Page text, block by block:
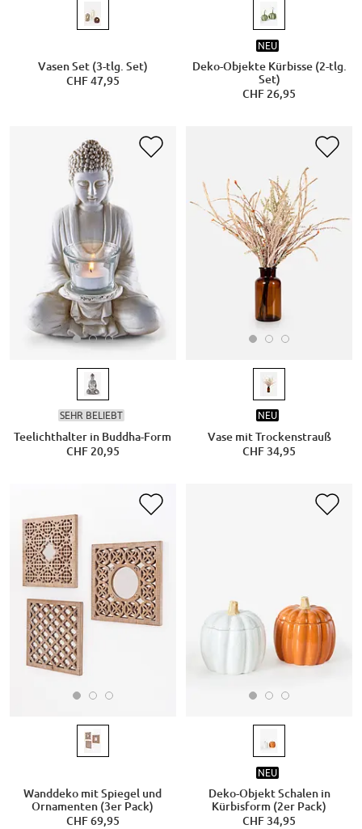
Vasen Set (3-tlg. Set)
CHF 47,95
NEU
Deko-Objekte Kürbisse (2-tlg.
Set)
CHF 26,95
SEHR BELIEBT
Teelichthalter in Buddha-Form
CHF 20,95
NEU
Vase mit Trockenstrauß
CHF 34,95
Wanddeko mit Spiegel und
Ornamenten (3er Pack)
CHF 69,95
NEU
Deko-Objekt Schalen in
Kürbisform (2er Pack)
CHF 34,95